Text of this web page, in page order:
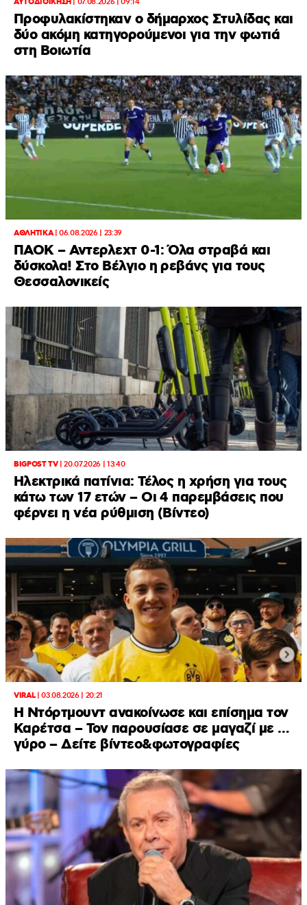
ΑΥΤΟΔΙΟΙΚΗΣΗ| 07.08.2026 | 09:14
Προφυλακίστηκαν ο δήμαρχος Στυλίδας και
δύο ακόμη κατηγορούμενοι για την φωτιά
στη Βοιωτία
ΑΘΛΗΤΙΚΑ|06.08.2026 | 23:39
ΠΑΟΚ – Αντερλεχτ 0-1: Όλα στραβά και
δύσκολα! Στο Βέλγιο η ρεβάνς για τους
Θεσσαλονικείς
BIGPOST TV|20.07.2026 | 13:40
Ηλεκτρικά πατίνια: Τέλος η χρήση για τους
κάτω των 17 ετών – Οι 4 παρεμβάσεις που
φέρνει η νέα ρύθμιση (Βίντεο)
VIRAL|03.08.2026 | 20:21
Η Ντόρτμουντ ανακοίνωσε και επίσημα τον
Καρέτσα – Τον παρουσίασε σε μαγαζί με …
γύρο – Δείτε βίντεο&φωτογραφίες